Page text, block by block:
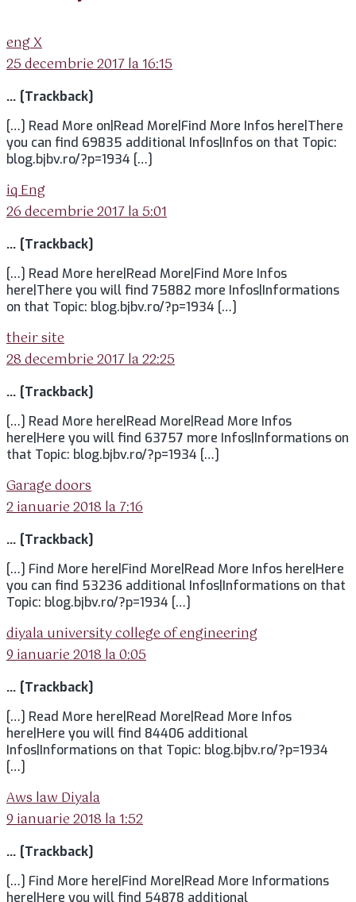
eng Xspune:
25 decembrie 2017 la 16:15
… [Trackback]
[…] Read More on|Read More|Find More Infos here|There
you can find 69835 additional Infos|Infos on that Topic:
blog.bjbv.ro/?p=1934 […]
iq Eng
26 decembrie 2017 la 5:01
… [Trackback]
[…] Read More here|Read More|Find More Infos
here|There you will find 75882 more Infos|Informations
on that Topic: blog.bjbv.ro/?p=1934 […]
their sitespune:
28 decembrie 2017 la 22:25
… [Trackback]
[…] Read More here|Read More|Read More Infos
here|Here you will find 63757 more Infos|Informations on
that Topic: blog.bjbv.ro/?p=1934 […]
Garage doorsspune:
2 ianuarie 2018 la 7:16
… [Trackback]
[…] Find More here|Find More|Read More Infos here|Here
you can find 53236 additional Infos|Informations on that
Topic: blog.bjbv.ro/?p=1934 […]
diyala university college of engineering
9 ianuarie 2018 la 0:05
… [Trackback]
[…] Read More here|Read More|Read More Infos
here|Here you will find 84406 additional
Infos|Informations on that Topic: blog.bjbv.ro/?p=1934
[…]
Aws law Diyalaspune:
9 ianuarie 2018 la 1:52
… [Trackback]
[…] Find More here|Find More|Read More Informations
here|Here you will find 54878 additional